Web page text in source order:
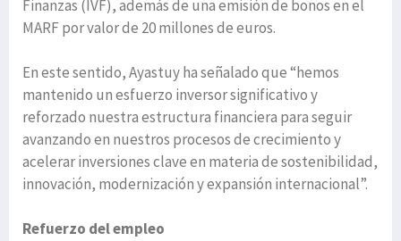
Finanzas (IVF), además de una emisión de bonos en el
MARF por valor de 20 millones de euros.
En este sentido, Ayastuy ha señalado que “hemos
mantenido un esfuerzo inversor significativo y
reforzado nuestra estructura financiera para seguir
avanzando en nuestros procesos de crecimiento y
acelerar inversiones clave en materia de sostenibilidad,
innovación, modernización y expansión internacional”.
Refuerzo del empleo